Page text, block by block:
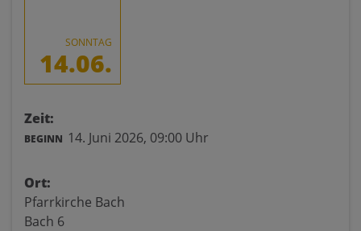
SONNTAG
14.06.
Zeit:
BEGINN 14. Juni 2026, 09:00 Uhr
Ort:
Pfarrkirche Bach
Bach 6